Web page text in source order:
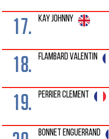
17. KAY JOHNNY
18. FLAMBARD VALENTIN
19. PERRIER CLEMENT
BONNET ENGUERRAND